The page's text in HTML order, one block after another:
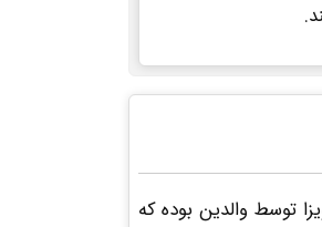
توسط والدین بوده که